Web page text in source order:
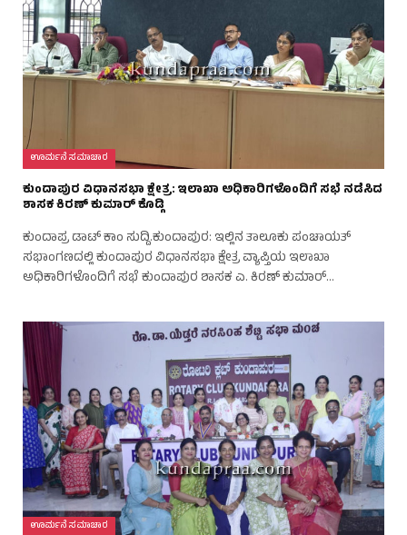
ಊರ್ಮನೆ ಸಮಾಚಾರ
ಕುಂದಾಪುರ ವಿಧಾನಸಭಾ ಕ್ಷೇತ್ರ: ಇಲಾಖಾ ಅಧಿಕಾರಿಗಳೊಂದಿಗೆ ಸಭೆ ನಡೆಸಿದ
ಶಾಸಕ ಕಿರಣ್ ಕುಮಾರ್ ಕೊಡ್ಗಿ
ಕುಂದಾಪ್ರ ಡಾಟ್ ಕಾಂ ಸುದ್ದಿ.ಕುಂದಾಪುರ: ಇಲ್ಲಿನ ತಾಲೂಕು ಪಂಚಾಯತ್
ಸಭಾಂಗಣದಲ್ಲಿ ಕುಂದಾಪುರ ವಿಧಾನಸಭಾ ಕ್ಷೇತ್ರ ವ್ಯಾಪ್ತಿಯ ಇಲಾಖಾ
ಅಧಿಕಾರಿಗಳೊಂದಿಗೆ ಸಭೆ ಕುಂದಾಪುರ ಶಾಸಕ ಎ. ಕಿರಣ್ ಕುಮಾರ್…
ಊರ್ಮನೆ ಸಮಾಚಾರ